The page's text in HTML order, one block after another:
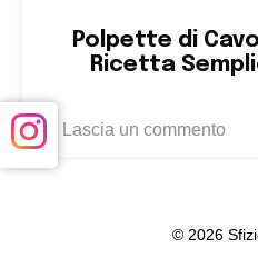
Polpette di
Ricetta
Lascia un commento
© 2026